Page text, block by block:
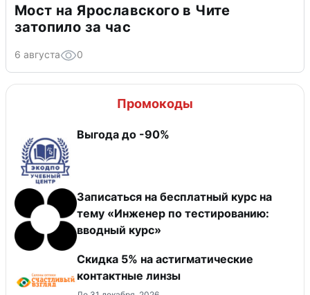
Мост на Ярославского в Чите
затопило за час
6 августа 0
Промокоды
Выгода до -90%
Записаться на бесплатный курс на
тему «Инженер по тестированию:
вводный курс»
Скидка 5% на астигматические
контактные линзы